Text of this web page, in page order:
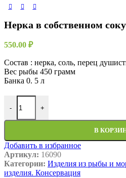
Нерка в собственном
550.00 ₽
Состав : нерка, соль, перец
Вес рыбы 450 грамм
Банка 0. 5 л
-
Количество товара Нерка в
+
В
Добавить в избранное
Артикул: 16090
Категории: Изделия из рыбы и
изделия. Консервация